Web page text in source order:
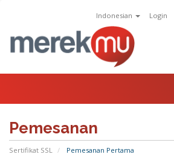
Indonesian Login
Pemesanan
Sertifikat SSL Pemesanan Pertama